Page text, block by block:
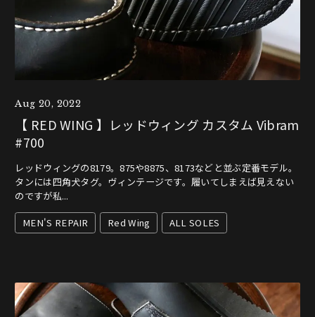
Aug 20, 2022
【 RED WING 】レッドウィング カスタム Vibram
#700
レッドウィングの8179。875や8875、8173などと並ぶ定番モデル。
タンには四角犬タグ。ヴィンテージです。履いてしまえば見えない
のですが私...
MEN'S REPAIR Red Wing ALL SOLES